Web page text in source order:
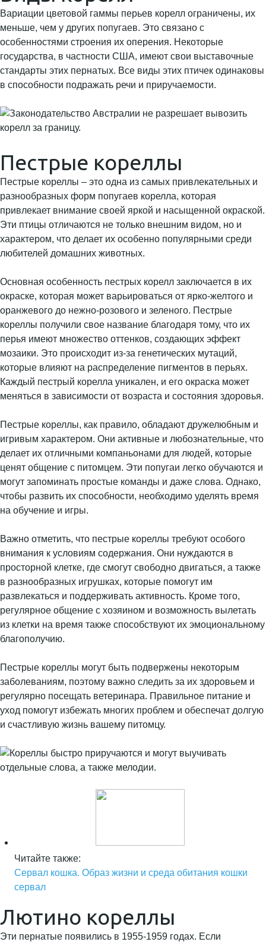
Вариации цветовой гаммы перьев корелл ограничены, их
меньше, чем у других попугаев. Это связано с
особенностями строения их оперения. Некоторые
государства, в частности США, имеют свои выставочные
стандарты этих пернатых. Все виды этих птичек одинаковы
в способности подражать речи и приручаемости.
Пестрые кореллы
Пестрые кореллы – это одна из самых привлекательных и
разнообразных форм попугаев корелла, которая
привлекает внимание своей яркой и насыщенной окраской.
Эти птицы отличаются не только внешним видом, но и
характером, что делает их особенно популярными среди
любителей домашних животных.
Основная особенность пестрых корелл заключается в их
окраске, которая может варьироваться от ярко-желтого и
оранжевого до нежно-розового и зеленого. Пестрые
кореллы получили свое название благодаря тому, что их
перья имеют множество оттенков, создающих эффект
мозаики. Это происходит из-за генетических мутаций,
которые влияют на распределение пигментов в перьях.
Каждый пестрый корелла уникален, и его окраска может
меняться в зависимости от возраста и состояния здоровья.
Пестрые кореллы, как правило, обладают дружелюбным и
игривым характером. Они активные и любознательные, что
делает их отличными компаньонами для людей, которые
ценят общение с питомцем. Эти попугаи легко обучаются и
могут запоминать простые команды и даже слова. Однако,
чтобы развить их способности, необходимо уделять время
на обучение и игры.
Важно отметить, что пестрые кореллы требуют особого
внимания к условиям содержания. Они нуждаются в
просторной клетке, где смогут свободно двигаться, а также
в разнообразных игрушках, которые помогут им
развлекаться и поддерживать активность. Кроме того,
регулярное общение с хозяином и возможность вылетать
из клетки на время также способствуют их эмоциональному
благополучию.
Пестрые кореллы могут быть подвержены некоторым
заболеваниям, поэтому важно следить за их здоровьем и
регулярно посещать ветеринара. Правильное питание и
уход помогут избежать многих проблем и обеспечат долгую
и счастливую жизнь вашему питомцу.
Читайте также:
Сервал кошка. Образ жизни и среда обитания кошки
сервал
Лютино кореллы
Эти пернатые появились в 1955-1959 годах. Если